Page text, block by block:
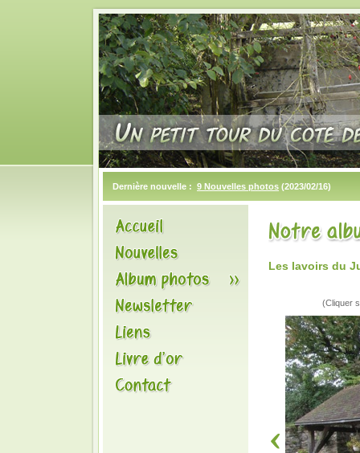
Dernière nouvelle : 9 Nouvelles photos (2023/02/16)
Les lavoirs du
(Cliquer